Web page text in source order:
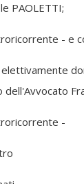
PAOLETTI;
- e
elettivamente
dell'Avvocato
-